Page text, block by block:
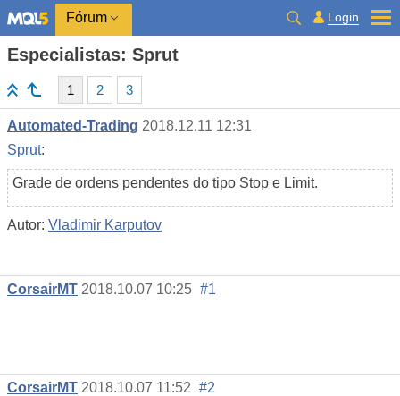
Fórum Login
Especialistas: Sprut
1 2 3
Automated-Trading 2018.12.11 12:31
Sprut:
Grade de ordens pendentes do tipo Stop e Limit.
Autor: Vladimir Karputov
CorsairMT 2018.10.07 10:25 #1
CorsairMT 2018.10.07 11:52 #2